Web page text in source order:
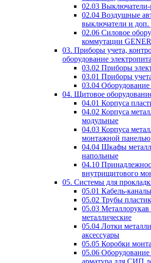
02.03 Выключатели-
02.04 Воздушные
выключатели и доп.
02.06 Силовое
коммутации
03. Приборы учета,
оборудование
03.02 Приборы
03.01 Приборы
03.04 Оборудование
04. Щитовое
04.01 Корпуса
04.02 Корпуса
модульные
04.03 Корпуса
монтажной панелью
04.04 Шкафы
напольные
04.10
внутрищитового
05. Системы для
05.01 Кабель-
05.02 Трубы
05.03
металлические
05.04 Лотки
аксессуары
05.05 Коробки
05.06
арматура для СИП